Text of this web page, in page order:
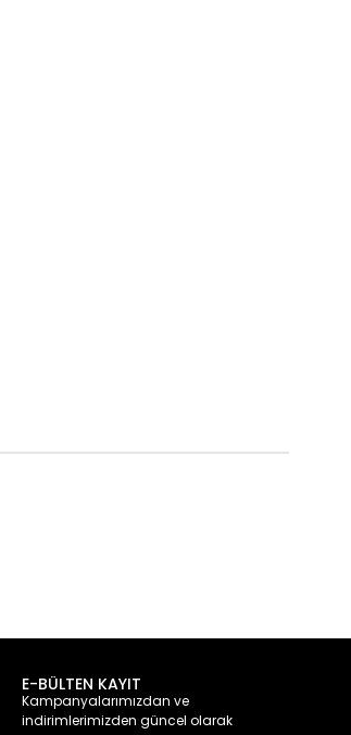
E-BÜLTEN KAYIT
Kampanyalarımızdan ve
indirimlerimizden güncel olarak